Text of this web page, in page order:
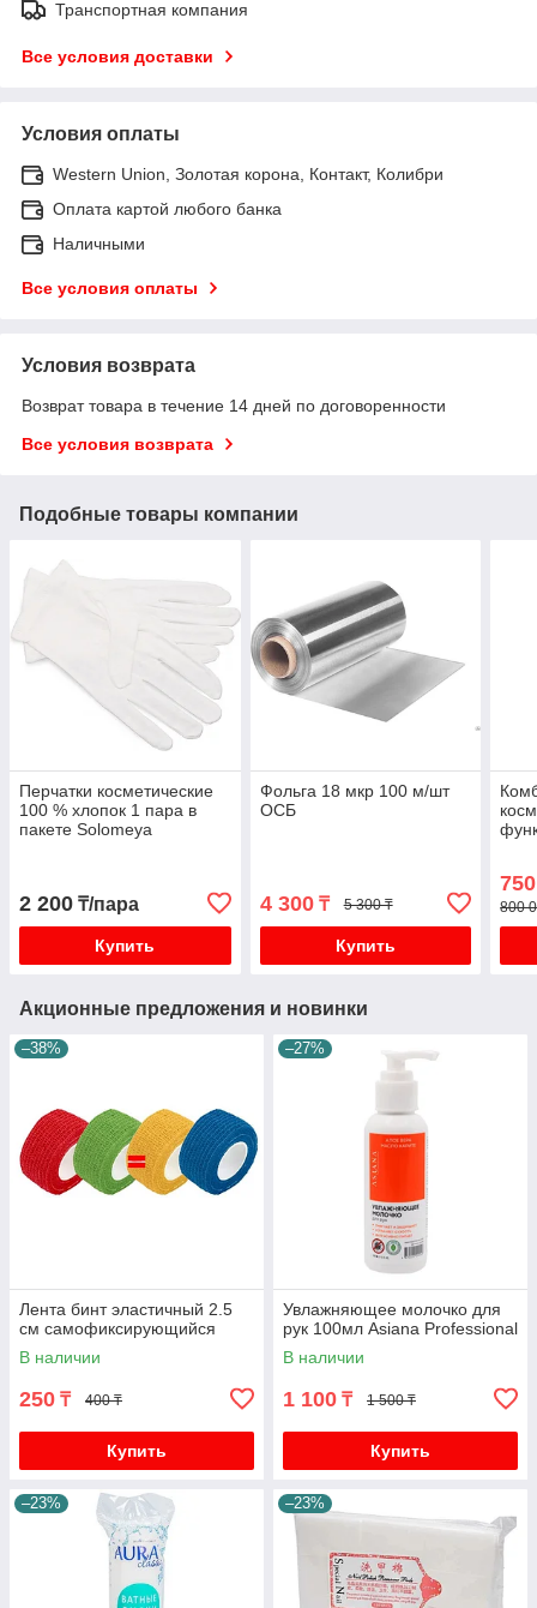
Транспортная компания
Все условия доставки
Условия оплаты
Western Union, Золотая корона, Контакт, Колибри
Оплата картой любого банка
Наличными
Все условия оплаты
Условия возврата
Возврат товара в течение 14 дней по договоренности
Все условия возврата
Подобные товары компании
Перчатки косметические
100 % хлопок 1 пара в
пакете Solomeya
2 200 ₸/пара
Купить
Фольга 18 мкр 100 м/шт
ОСБ
4 300₸ 5 300 ₸
Купить
800
Акционные предложения и новинки
–38%
Лента бинт эластичный 2.5
см самофиксирующийся
В наличии
250 ₸ 400 ₸
Купить
–27%
Увлажняющее молочко для
рук 100мл Asiana Professional
В наличии
1 100 ₸ 1 500 ₸
Купить
–23% –23%